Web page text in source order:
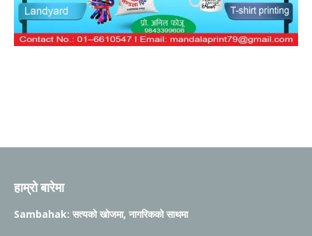
हाम्रो बारेमा
Sambahak: सत्यको खोजमा, नागरिकको साथमा